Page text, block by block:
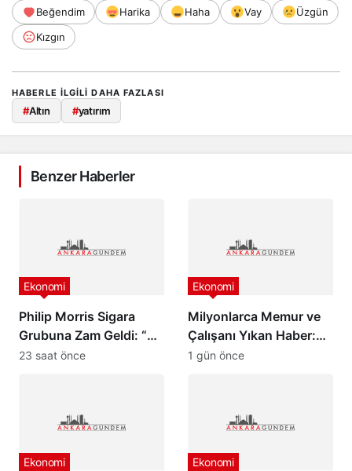
Beğendim Harika Haha Vay
Üzgün
Kızgın
HABERLE ILGILI DAHA FAZLASI
#Altın #yatırım
Benzer Haberler
Philip Morris Sigara
Grubuna Zam Geldi: “En
Pahalı Sigara 140 TL
Ekonomi
23 saat önce
Milyonlarca Memur ve
Çalışanı Yıkan Haber:
Zam Oranlarında
Ekonomi
1 gün önce
Ekonomi Ekonomi